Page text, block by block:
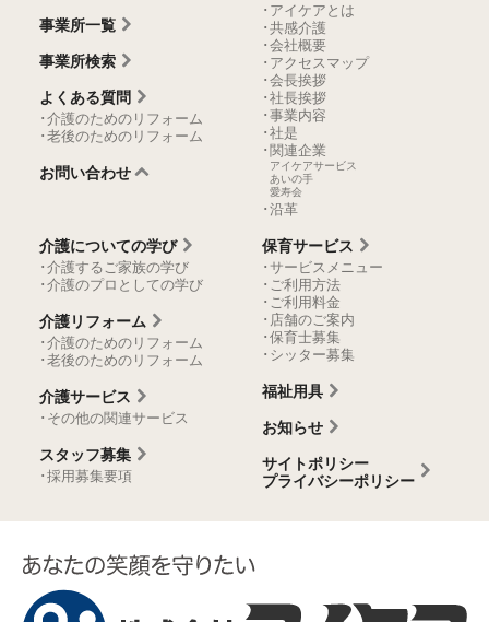
事業所一覧
事業所検索
よくある質問
･介護のためのリフォーム
･老後のためのリフォーム
お問い合わせ
･アイケアとは
･共感介護
･会社概要
･アクセスマップ
･会長挨拶
･社長挨拶
･事業内容
･社是
･関連企業
アイケアサービス
あいの手
愛寿会
･沿革
介護についての学び
･介護するご家族の学び
･介護のプロとしての学び
介護リフォーム
･介護のためのリフォーム
･老後のためのリフォーム
介護サービス
･その他の関連サービス
スタッフ募集
･採用募集要項
保育サービス
･サービスメニュー
･ご利用方法
･ご利用料金
･店舗のご案内
･保育士募集
･シッター募集
福祉用具
お知らせ
サイトポリシー
プライバシーポリシー